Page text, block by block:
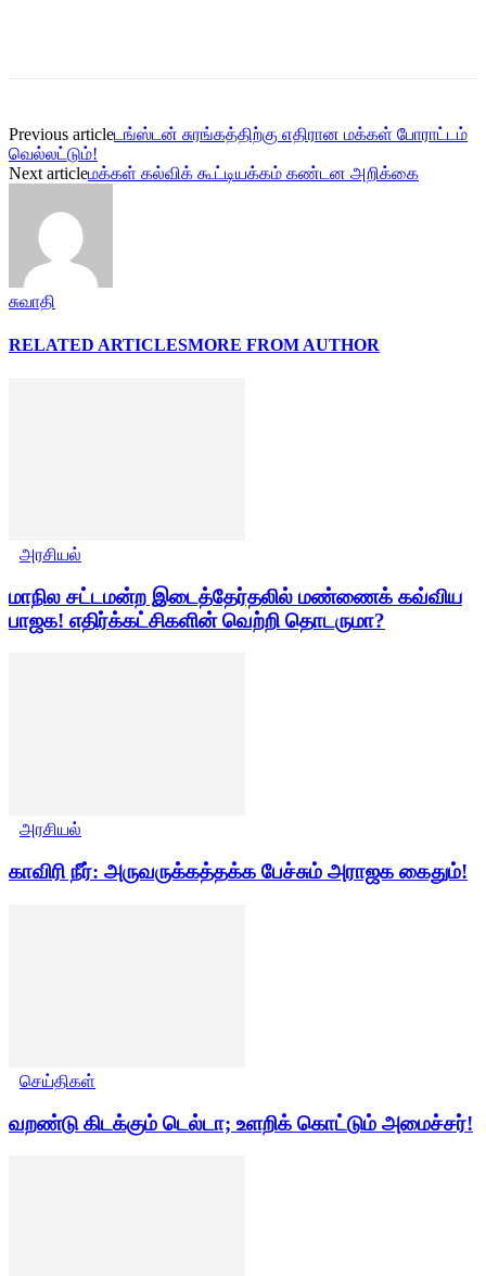
Previous articleடங்ஸ்டன் சுரங்கத்திற்கு எதிரான மக்கள் போராட்டம்
வெல்லட்டும்!
Next articleமக்கள் கல்விக் கூட்டியக்கம் கண்டன அறிக்கை
சுவாதி
RELATED ARTICLESMORE FROM AUTHOR
அரசியல்
மாநில சட்டமன்ற இடைத்தேர்தலில் மண்ணைக் கவ்விய
பாஜக! எதிர்க்கட்சிகளின் வெற்றி தொடருமா?
அரசியல்
காவிரி நீர்: அருவருக்கத்தக்க பேச்சும் அராஜக கைதும்!
செய்திகள்
வறண்டு கிடக்கும் டெல்டா; உளறிக் கொட்டும் அமைச்சர்!